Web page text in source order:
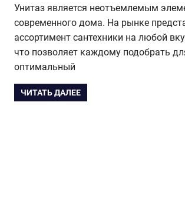
Унитаз является неотъемлемым
современного дома. На рынке
ассортимент сантехники на любой
что позволяет каждому подобрать
оптимальный
ЧИТАТЬ ДАЛЕЕ